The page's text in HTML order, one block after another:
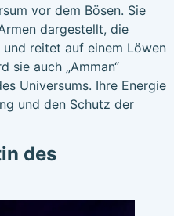
vor dem Bösen. Sie
dargestellt, die
reitet auf einem Löwen
sie auch „Amman“
Universums. Ihre Energie
und den Schutz der
des